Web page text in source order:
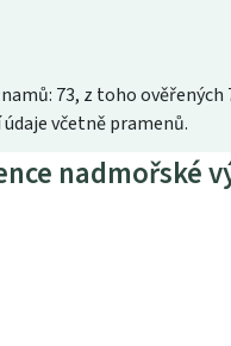
73, z toho
včetně pramenů.
nadmořské